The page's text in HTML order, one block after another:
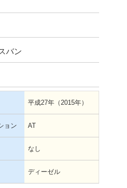
バン
平成27年（2015年）
ョン AT
なし
ディーゼル